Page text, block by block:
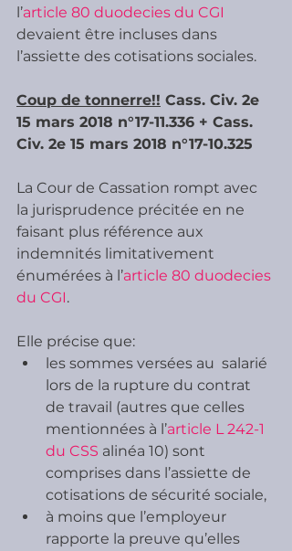
l’article 80 duodecies du CGI
devaient être incluses dans
l’assiette des cotisations sociales.
Coup de tonnerre!! Cass. Civ. 2e
15 mars 2018 n°17-11.336 + Cass.
Civ. 2e 15 mars 2018 n°17-10.325
La Cour de Cassation rompt avec
la jurisprudence précitée en ne
faisant plus référence aux
indemnités limitativement
énumérées à l’article 80 duodecies
du CGI.
Elle précise que:
les sommes versées au  salarié
lors de la rupture du contrat
de travail (autres que celles
mentionnées à l’article L 242-1
du CSS alinéa 10) sont
comprises dans l’assiette de
cotisations de sécurité sociale,
à moins que l’employeur
rapporte la preuve qu’elles